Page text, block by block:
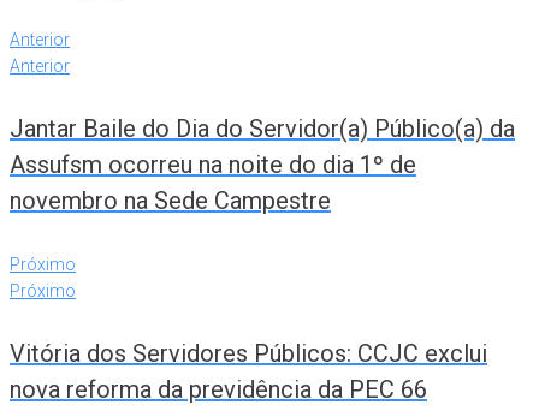
Anterior
Anterior
Jantar Baile do Dia do Servidor(a) Público(a) da
Assufsm ocorreu na noite do dia 1º de
novembro na Sede Campestre
Próximo
Próximo
Vitória dos Servidores Públicos: CCJC exclui
nova reforma da previdência da PEC 66